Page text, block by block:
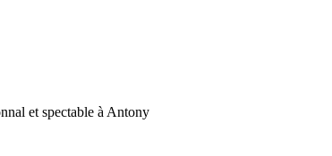
et spectable à Antony